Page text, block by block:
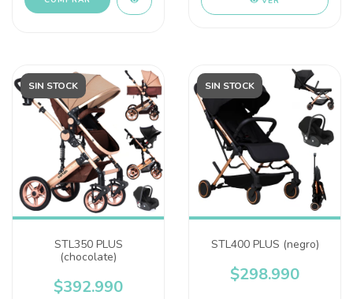
SIN STOCK
STL350 PLUS
(chocolate)
$392.990
SIN STOCK
STL400 PLUS (negro)
$298.990